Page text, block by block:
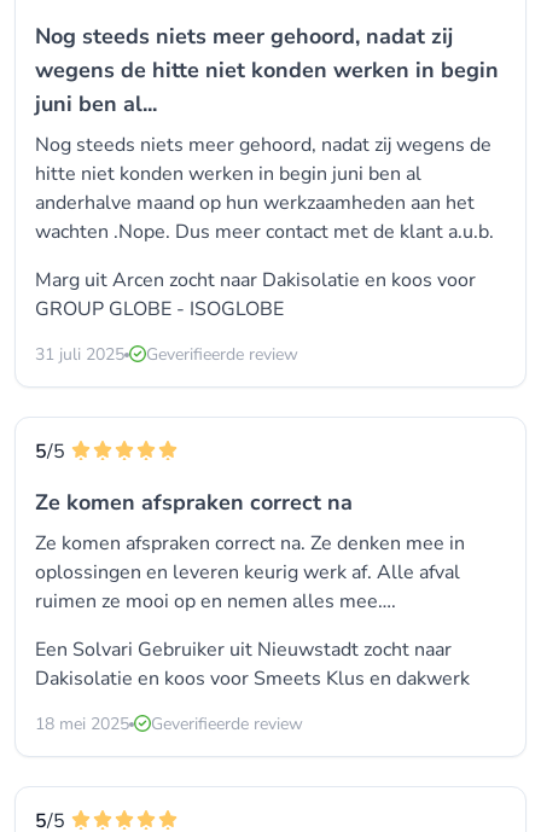
Nog steeds niets meer gehoord, nadat zij
wegens de hitte niet konden werken in begin
juni ben al...
Nog steeds niets meer gehoord, nadat zij wegens de
hitte niet konden werken in begin juni ben al
anderhalve maand op hun werkzaamheden aan het
wachten .Nope. Dus meer contact met de klant a.u.b.
Marg uit Arcen zocht naar Dakisolatie en koos voor
GROUP GLOBE - ISOGLOBE
31 juli 2025 Geverifieerde review
5/5
Ze komen afspraken correct na
Ze komen afspraken correct na. Ze denken mee in
oplossingen en leveren keurig werk af. Alle afval
ruimen ze mooi op en nemen alles mee….
Een Solvari Gebruiker uit Nieuwstadt zocht naar
Dakisolatie en koos voor Smeets Klus en dakwerk
18 mei 2025 Geverifieerde review
5/5